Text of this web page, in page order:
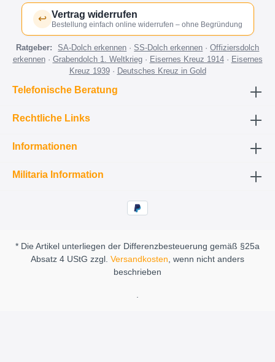
↩ Vertrag widerrufen
Bestellung einfach online widerrufen – ohne Begründung
Ratgeber: SA-Dolch erkennen ·SS-Dolch erkennen ·Offiziersdolch
erkennen· Grabendolch 1. Weltkrieg· Eisernes Kreuz 1914· Eisernes
Kreuz 1939· Deutsches Kreuz in Gold
Telefonische Beratung
Rechtliche Links
Informationen
Militaria Information
* Die Artikel unterliegen der Differenzbesteuerung gemäß §25a
Absatz 4 UStG zzgl. Versandkosten, wenn nicht anders
beschrieben
.